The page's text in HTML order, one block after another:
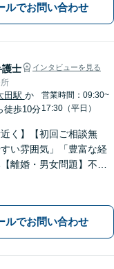
ルでお問い合わせ
護士 インタビューを見る
田駅 か
徒歩10分
営業時間：09:30~
17:30（平日）
近く】【初回ご相談無
い雰囲気」「豊富な経
離婚・男女問題】不
す。交通事故、刑事事
どにも対応【休日の対
ルでお問い合わせ